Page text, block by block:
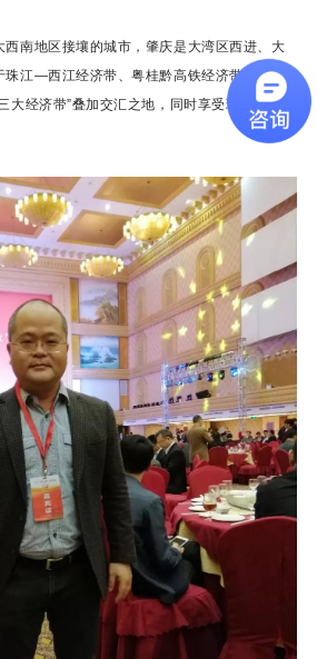
南地区接壤的城市，肇庆是大湾区西进、大
珠江—西江经济带、粤桂黔高铁经济带、珠江
大经济带”叠加交汇之地，同时享受珠三角和粤